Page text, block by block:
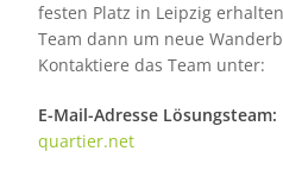
festen Platz in Leipzig
Team dann um neue
Kontaktiere das Team unter:
E-Mail-Adresse Lösungsteam:
quartier.net